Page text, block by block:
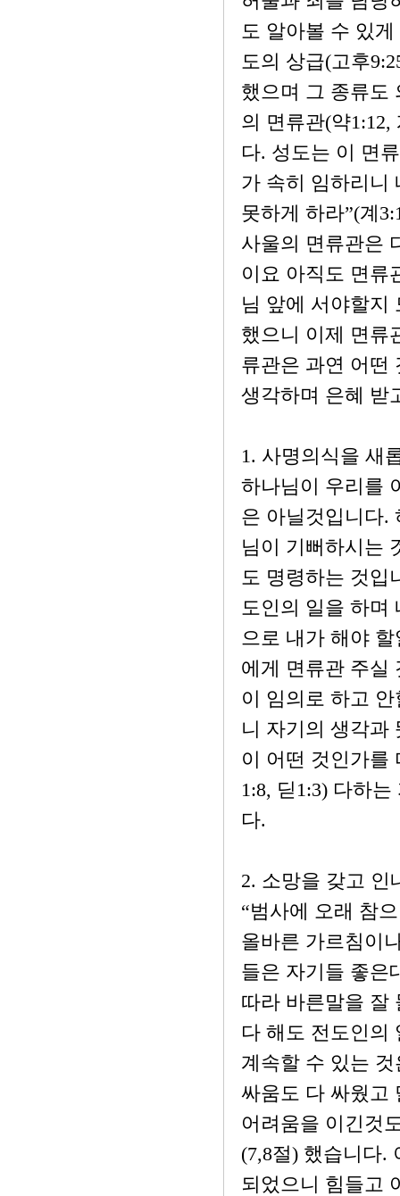
도 알아볼 수 있
도의 상급(고후
했으며 그 종류도
의 면류관(약1:12,
다. 성도는 이 면
가 속히 임하리니
못하게 하라”(계
사울의 면류관은
이요 아직도 면류
님 앞에 서야할지
했으니 이제 면류
류관은 과연 어떤
생각하며 은혜 받
1. 사명의식을 새
하나님이 우리를
은 아닐것입니다.
님이 기뻐하시는
도 명령하는 것입
도인의 일을 하며
으로 내가 해야
에게 면류관 주실
이 임의로 하고
니 자기의 생각과
이 어떤 것인가를
1:8, 딛1:3) 다하
다.
2. 소망을 갖고 인
“범사에 오래 참
올바른 가르침이
들은 자기들 좋은
따라 바른말을 잘
다 해도 전도인의
계속할 수 있는
싸움도 다 싸웠고
어려움을 이긴것
(7,8절) 했습니다.
되었으니 힘들고